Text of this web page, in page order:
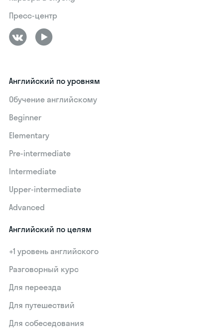
Пресс-центр
Английский по уровням
Обучение английскому
Beginner
Elementary
Pre-intermediate
Intermediate
Upper-intermediate
Advanced
Английский по целям
+1 уровень английского
Разговорный курс
Для переезда
Для путешествий
Для собеседования